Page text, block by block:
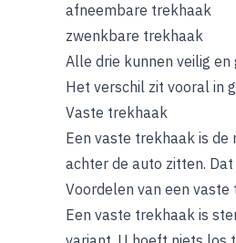
afneembare trekhaak
zwenkbare trekhaak
Alle drie kunnen veilig
Het verschil zit vooral in
Vaste trekhaak
Een vaste trekhaak is
achter de auto zitten.
Voordelen van een vaste
Een vaste trekhaak is